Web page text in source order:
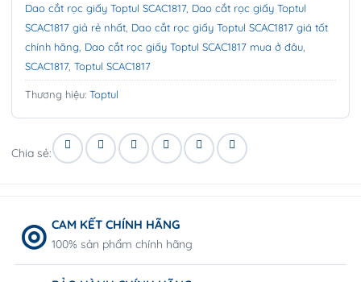
Dao cắt rọc giấy Toptul SCAC1817, Dao cắt rọc giấy Toptul
SCAC1817 giả rẻ nhất Dao cắt rọc giấy Toptul SCAC1817 giá tốt
chính hãng Dao cắt rọc giấy Toptul SCAC1817 mua ở đâu
SCAC1817, Toptul SCAC1817
Thương hiệu: Toptul
Chia sẻ:
CAM KẾT CHÍNH HÃNG
100% sản phẩm chính hãng